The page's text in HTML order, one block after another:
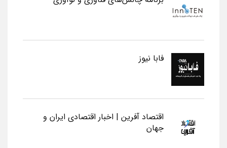
فابا نیوز
اقتصاد آفرین | اخبار اقتصادی ایران و
جهان